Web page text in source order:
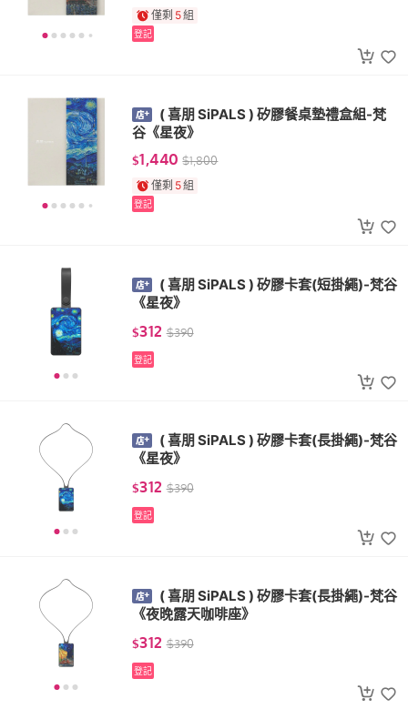
僅剩 5組
登記
( 喜朋 SiPALS ) 矽膠餐桌墊禮盒組-梵
谷《星夜》
$1,440 $1,800
僅剩 5組
登記
( 喜朋 SiPALS ) 矽膠卡套(短掛繩)-梵谷
《星夜》
$312 $390
登記
( 喜朋 SiPALS ) 矽膠卡套(長掛繩)-梵谷
《星夜》
$312 $390
登記
( 喜朋 SiPALS ) 矽膠卡套(長掛繩)-梵谷
《夜晚露天咖啡座》
$312 $390
登記